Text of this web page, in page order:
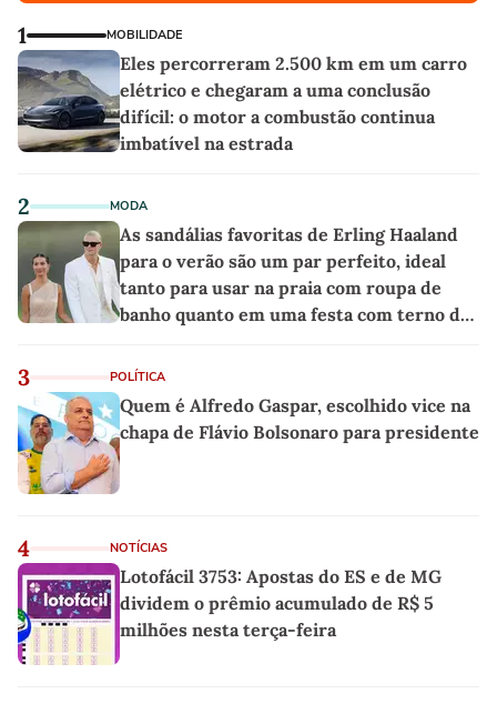
1 MOBILIDADE
Eles percorreram 2.500 km em um carro
elétrico e chegaram a uma conclusão
difícil: o motor a combustão continua
imbatível na estrada
2 MODA
As sandálias favoritas de Erling Haaland
para o verão são um par perfeito, ideal
tanto para usar na praia com roupa de
banho quanto em uma festa com terno de
3 POLÍTICA
Quem é Alfredo Gaspar, escolhido vice na
chapa de Flávio Bolsonaro para presidente
4 NOTÍCIAS
Lotofácil 3753: Apostas do ES e de MG
dividem o prêmio acumulado de R$ 5
milhões nesta terça-feira